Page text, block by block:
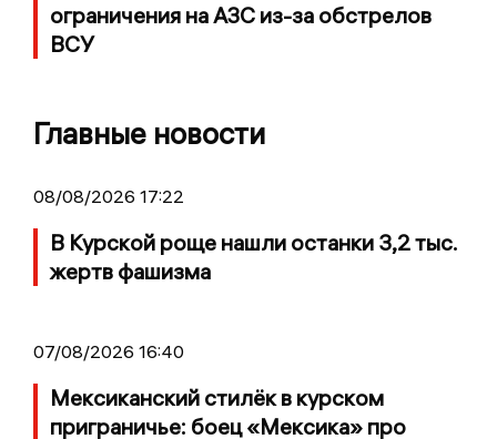
ограничения на АЗС из-за обстрелов
ВСУ
Главные новости
08/08/2026 17:22
В Курской роще нашли останки 3,2 тыс.
жертв фашизма
07/08/2026 16:40
Мексиканский стилёк в курском
приграничье: боец «Мексика» про